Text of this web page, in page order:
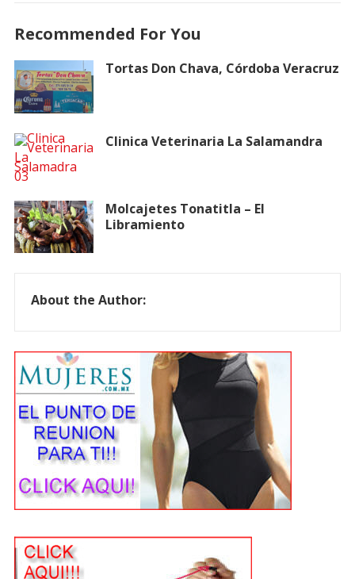
Recommended For You
Tortas Don Chava, Córdoba Veracruz
Clinica Veterinaria La Salamandra
Molcajetes Tonatitla – El
Libramiento
About the Author: